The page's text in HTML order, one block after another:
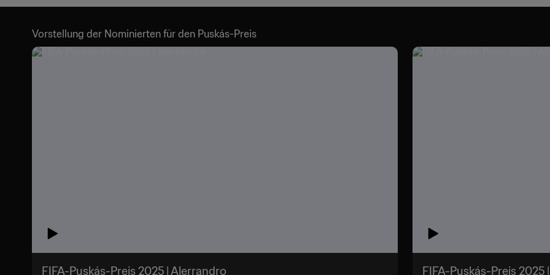
Vorstellung der Nominierten für den Puskás-Preis
FIFA-Puskás-Preis 2025 | Alerrandro FIFA-Puskás-Preis 2025